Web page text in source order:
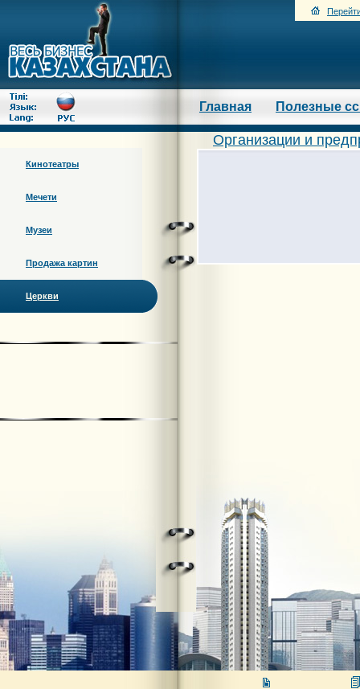
Главная Полезные
Кинотеатры
Мечети
Музеи
Продажа картин
Церкви
Организации и